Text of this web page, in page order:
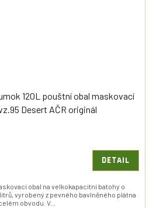
120L pouštní obal maskovací
Desert AČR originál
DETAIL
obal na velkokapacitní batohy o
vyrobený z pevného bavlněného plátna
obvodu. V...